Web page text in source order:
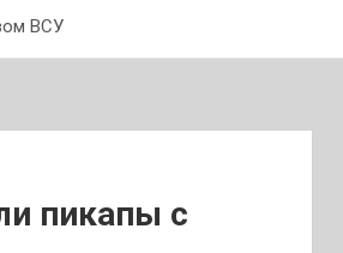
ВСУ
пикапы с